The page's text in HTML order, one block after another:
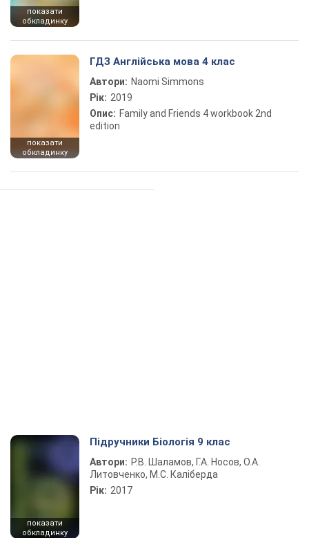
показати
обкладинку
показати
обкладинку
ГДЗ Англійська мова 4 клас
Автори: Naomi Simmons
Рік: 2019
Опис: Family and Friends 4 workbook 2nd
edition
показати
обкладинку
Підручники Біологія 9 клас
Автори: Р.В. Шаламов, Г.А. Носов, О.А.
Литовченко, М.С. Каліберда
Рік: 2017